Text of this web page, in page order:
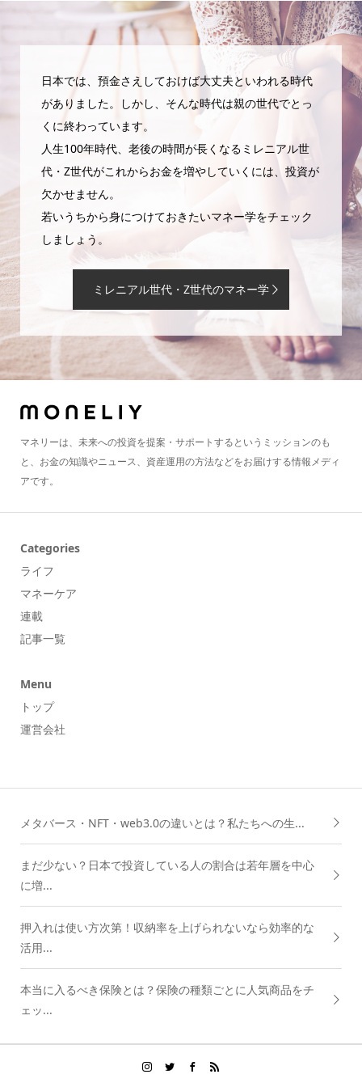
日本では、預金さえしておけば大丈夫といわれる時代
がありました。しかし、そんな時代は親の世代でとっ
くに終わっています。
人生100年時代、老後の時間が長くなるミレニアル世
代・Z世代がこれからお金を増やしていくには、投資が
欠かせません。
若いうちから身につけておきたいマネー学をチェック
しましょう。
ミレニアル世代・Z世代のマネー学
マネリーは、未来への投資を提案・サポートするというミッションのも
と、お金の知識やニュース、資産運用の方法などをお届けする情報メディ
アです。
Categories
ライフ
マネーケア
連載
記事一覧
Menu
トップ
運営会社
メタバース・NFT・web3.0の違いとは？私たちへの生...
まだ少ない？日本で投資している人の割合は若年層を中心
に増...
押入れは使い方次第！収納率を上げられないなら効率的な
活用...
本当に入るべき保険とは？保険の種類ごとに人気商品をチ
ェッ...